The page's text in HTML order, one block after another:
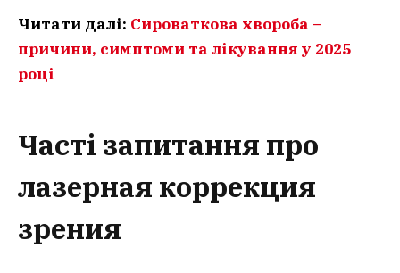
Читати далі: Сироваткова хвороба –
причини, симптоми та лікування у 2025
році
Часті запитання про
лазерная коррекция
зрения